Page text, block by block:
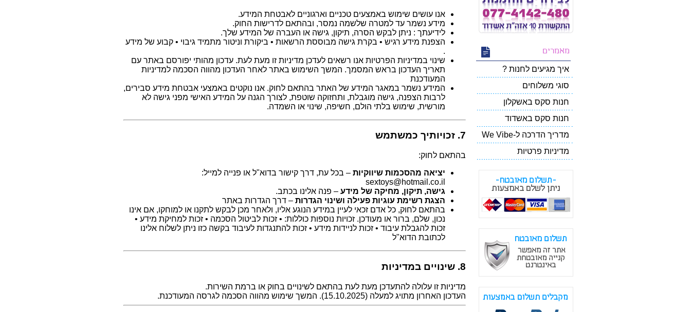
מאמרים
איך מגיעים לחנות ?
סוגי משלוחים
חנות סקס באשקלון
חנות סקס באשדוד
מדריך הדרכה ל-We Vibe
מדיניות פרטיות
אנו עושים שימוש באמצעים טכניים וארגוניים לאבטחת המידע.
מידע נשמר עד למטרה שלשמה נמסר, ובהתאם לדרישות החוק.
לידיעתך : ניתן לבקש הסרה, תיקון, גישה או העברה של המידע שלך.
הצפנת מידע רגיש • בקרת גישה מבוססת הרשאות • ביקורת וניטור מתמיד גיבוי • קבוע של מידע
.
שינוי במדיניות הפרטיות אנו רשאים לעדכן מדיניות זו מעת לעת. עדכון מהותי יפורסם באתר עם
תאריך העדכון בראש המסמך. המשך השימוש באתר לאחר העדכון מהווה הסכמה למדיניות
המעודכנת
המידע נשמר במאגר המידע של האתר בהתאם לחוק. אנו נוקטים באמצעי אבטחת מידע סבירים,
לרבות הצפנה, גישה מוגבלת, ותחזוקה שוטפת, לצורך הגנה על המידע האישי מפני גישה לא
מורשית, שימוש בלתי הולם, חשיפה, שינוי או השמדה.
7. זכויותיך כמשתמש
בהתאם לחוק:
יציאה מהסכמות שיווקיות – בכל עת, דרך קישור בדוא"ל או פנייה למייל:
sextoys@hotmail.co.il
גישה, תיקון, מחיקה של מידע – פנה אלינו בכתב.
הצגת רשימת עוגיות פעילה ושינוי הגדרות – דרך הגדרות באתר
בהתאם לחוק, כל אדם זכאי לעיין במידע הנוגע אליו, ולאחר מכן לבקש לתקנו או למוחקו, אם אינו
נכון, שלם, ברור או מעודכן. זכויות נוספות כוללות: • זכות לביטול הסכמה • זכות למחיקת מידע •
זכות להגבלת עיבוד • זכות לניידות מידע • זכות להתנגדות לעיבוד בקשה כזו ניתן לשלוח אלינו
לכתובת הדוא"ל
8. שינויים במדיניות
מדיניות זו עלולה להתעדכן מעת לעת בהתאם לשינויים בחוק או ברמת השירות.
העדכון האחרון מתויג למעלה (15.10.2025). המשך שימוש מהווה הסכמה לגרסה המעודכנת.